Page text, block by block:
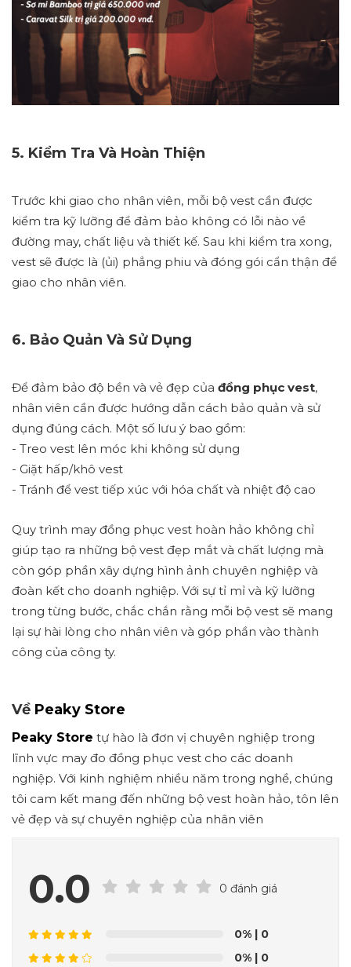
5. Kiểm Tra Và Hoàn Thiện
Trước khi giao cho nhân viên, mỗi bộ vest cần được
kiểm tra kỹ lưỡng để đảm bảo không có lỗi nào về
đường may, chất liệu và thiết kế. Sau khi kiểm tra xong,
vest sẽ được là (ủi) phẳng phiu và đóng gói cẩn thận để
giao cho nhân viên.
6. Bảo Quản Và Sử Dụng
Để đảm bảo độ bền và vẻ đẹp của đồng phục vest,
nhân viên cần được hướng dẫn cách bảo quản và sử
dụng đúng cách. Một số lưu ý bao gồm:
- Treo vest lên móc khi không sử dụng
- Giặt hấp/khô vest
- Tránh để vest tiếp xúc với hóa chất và nhiệt độ cao
Quy trình may đồng phục vest hoàn hảo không chỉ
giúp tạo ra những bộ vest đẹp mắt và chất lượng mà
còn góp phần xây dựng hình ảnh chuyên nghiệp và
đoàn kết cho doanh nghiệp. Với sự tỉ mỉ và kỹ lưỡng
trong từng bước, chắc chắn rằng mỗi bộ vest sẽ mang
lại sự hài lòng cho nhân viên và góp phần vào thành
công của công ty.
Về Peaky Store
Peaky Store tự hào là đơn vị chuyên nghiệp trong
lĩnh vực may đo đồng phục vest cho các doanh
nghiệp. Với kinh nghiệm nhiều năm trong nghề, chúng
tôi cam kết mang đến những bộ vest hoàn hảo, tôn lên
vẻ đẹp và sự chuyên nghiệp của nhân viên
0.0 0 đánh giá
0% | 0
0% | 0